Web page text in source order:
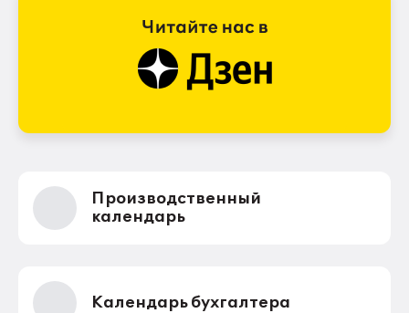
Производственный
календарь
Календарь бухгалтера